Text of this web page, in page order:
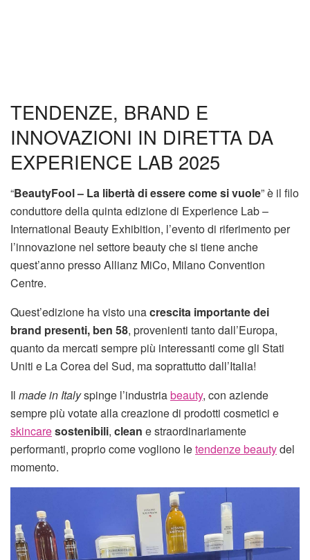
TENDENZE, BRAND E
INNOVAZIONI IN DIRETTA DA
EXPERIENCE LAB 2025
“BeautyFool – La libertà di essere come si vuole” è il filo
conduttore della quinta edizione di Experience Lab –
International Beauty Exhibition, l’evento di riferimento per
l’innovazione nel settore beauty che si tiene anche
quest’anno presso Allianz MiCo, Milano Convention
Centre.
Quest’edizione ha visto unacrescita importante dei
brand presenti, ben 58, provenienti tanto dall’Europa,
quanto da mercati sempre più interessanti come gli Stati
Uniti e La Corea del Sud, ma soprattutto dall’Italia!
Il made in Italyspinge l’industriabeauty, con aziende
sempre più votate alla creazione di prodotti cosmetici e
skincaresostenibili, clean e straordinariamente
performanti, proprio come vogliono letendenze beautydel
momento.